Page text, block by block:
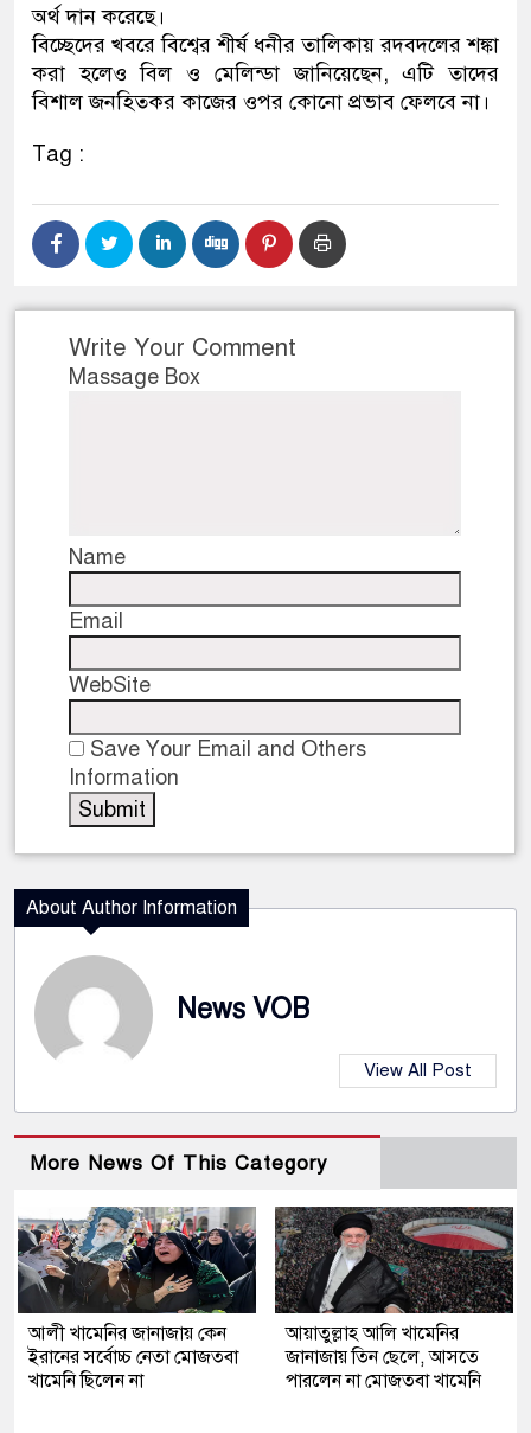
অর্থ দান করেছে।
বিচ্ছেদের খবরে বিশ্বের শীর্ষ ধনীর তালিকায় রদবদলের শঙ্কা
করা হলেও বিল ও মেলিন্ডা জানিয়েছেন, এটি তাদের
বিশাল জনহিতকর কাজের ওপর কোনো প্রভাব ফেলবে না।
Tag :
Write Your Comment
Massage Box
Name
Email
WebSite
Save Your Email and Others
Information
About Author Information
News VOB
View All Post
More News Of This Category
আলী খামেনির জানাজায় কেন
ইরানের সর্বোচ্চ নেতা মোজতবা
খামেনি ছিলেন না
আয়াতুল্লাহ আলি খামেনির
জানাজায় তিন ছেলে, আসতে
পারলেন না মোজতবা খামেনি